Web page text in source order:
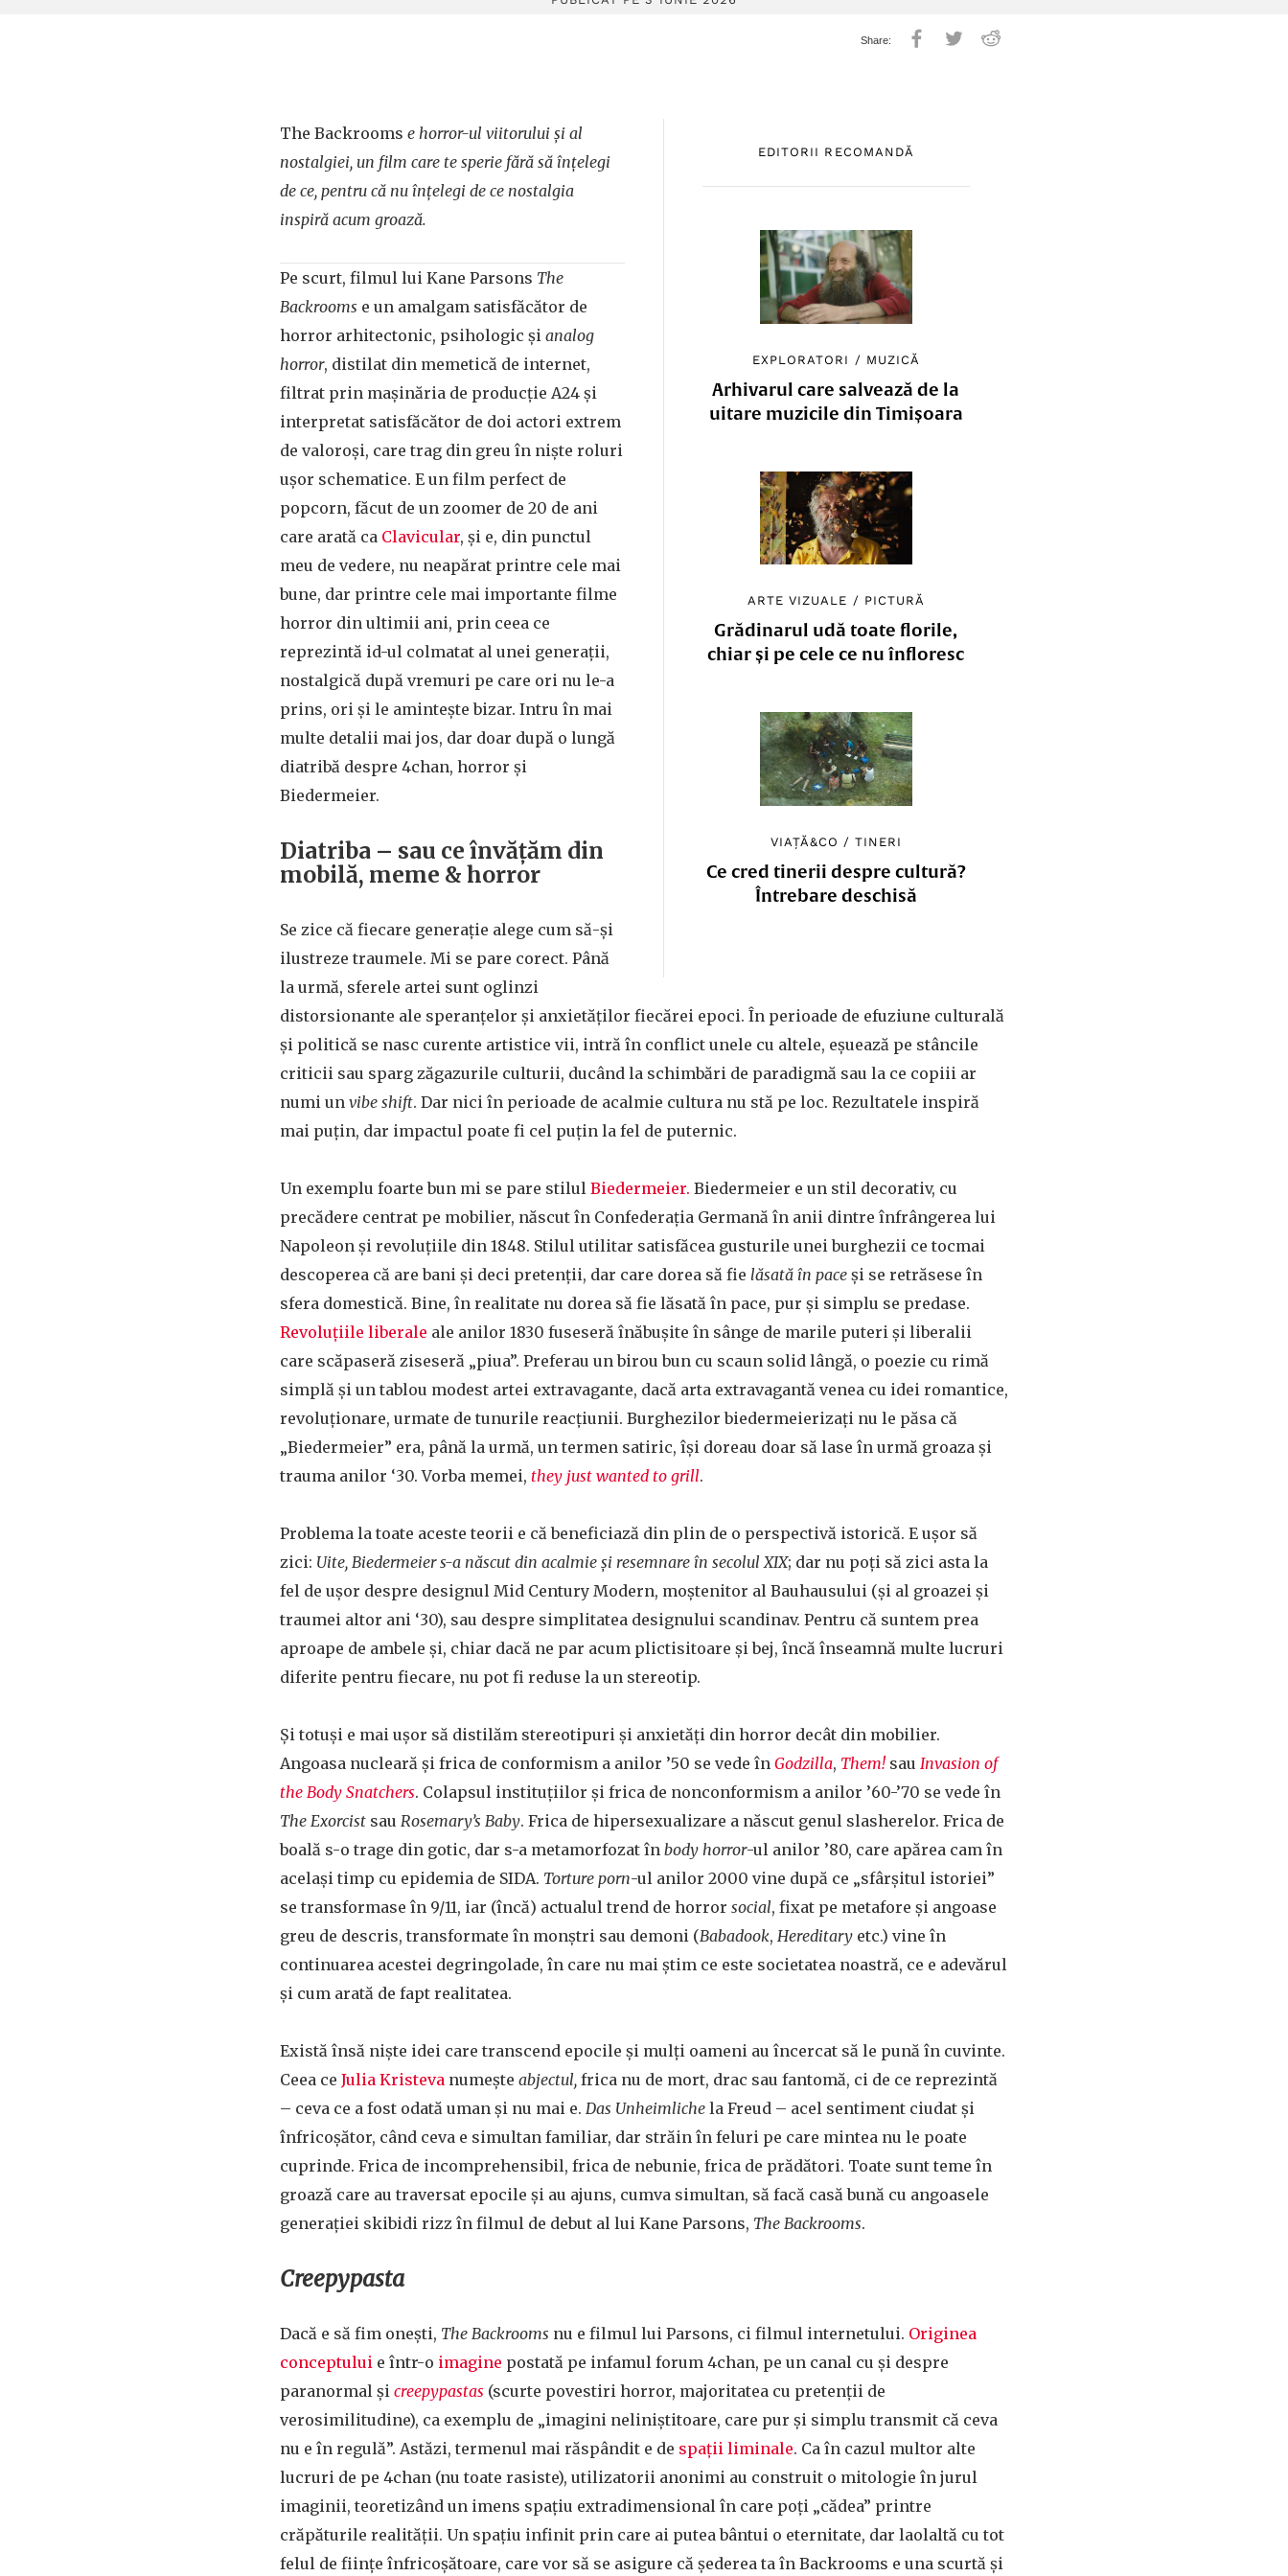
EDITORII RECOMANDĂ
EXPLORATORI / MUZICĂ
Arhivarul care salvează de la
uitare muzicile din Timișoara
ARTE VIZUALE / PICTURĂ
Grădinarul udă toate florile,
chiar și pe cele ce nu înfloresc
VIAȚĂ&CO /TINERI
Ce cred tinerii despre cultură?
Întrebare deschisă
The Backrooms e horror-ul viitorului și al
nostalgiei, un film care te sperie fără să înțelegi
de ce, pentru că nu înțelegi de ce nostalgia
inspiră acum groază.
Pe scurt, filmul lui Kane Parsons The
Backrooms e un amalgam satisfăcător de
horror arhitectonic, psihologic și analog
horror, distilat din memetică de internet,
filtrat prin mașinăria de producție A24 și
interpretat satisfăcător de doi actori extrem
de valoroși, care trag din greu în niște roluri
ușor schematice. E un film perfect de
popcorn, făcut de un zoomer de 20 de ani
care arată ca Clavicular, și e, din punctul
meu de vedere, nu neapărat printre cele mai
bune, dar printre cele mai importante filme
horror din ultimii ani, prin ceea ce
reprezintă id-ul colmatat al unei generații,
nostalgică după vremuri pe care ori nu le-a
prins, ori și le amintește bizar. Intru în mai
multe detalii mai jos, dar doar după o lungă
diatribă despre 4chan, horror și
Biedermeier.
Diatriba – sau ce învățăm din
mobilă, meme & horror
Se zice că fiecare generație alege cum să-și
ilustreze traumele. Mi se pare corect. Până
la urmă, sferele artei sunt oglinzi
distorsionante ale speranțelor și anxietăților fiecărei epoci. În perioade de efuziune culturală
și politică se nasc curente artistice vii, intră în conflict unele cu altele, eșuează pe stâncile
criticii sau sparg zăgazurile culturii, ducând la schimbări de paradigmă sau la ce copiii ar
numi un vibe shift. Dar nici în perioade de acalmie cultura nu stă pe loc. Rezultatele inspiră
mai puțin, dar impactul poate fi cel puțin la fel de puternic.
Un exemplu foarte bun mi se pare stilul Biedermeier. Biedermeier e un stil decorativ, cu
precădere centrat pe mobilier, născut în Confederația Germană în anii dintre înfrângerea lui
Napoleon și revoluțiile din 1848. Stilul utilitar satisfăcea gusturile unei burghezii ce tocmai
descoperea că are bani și deci pretenții, dar care dorea să fie lăsată în pace și se retrăsese în
sfera domestică. Bine, în realitate nu dorea să fie lăsată în pace, pur și simplu se predase.
Revoluțiile liberale ale anilor 1830 fuseseră înăbușite în sânge de marile puteri și liberalii
care scăpaseră ziseseră „piua”. Preferau un birou bun cu scaun solid lângă, o poezie cu rimă
simplă și un tablou modest artei extravagante, dacă arta extravagantă venea cu idei romantice,
revoluționare, urmate de tunurile reacțiunii. Burghezilor biedermeierizați nu le păsa că
„Biedermeier” era, până la urmă, un termen satiric, își doreau doar să lase în urmă groaza și
trauma anilor ‘30. Vorba memei, they just wanted to grill.
Problema la toate aceste teorii e că beneficiază din plin de o perspectivă istorică. E ușor să
zici: Uite, Biedermeier s-a născut din acalmie și resemnare în secolul XIX; dar nu poți să zici asta la
fel de ușor despre designul Mid Century Modern, moștenitor al Bauhausului (și al groazei și
traumei altor ani ‘30), sau despre simplitatea designului scandinav. Pentru că suntem prea
aproape de ambele și, chiar dacă ne par acum plictisitoare și bej, încă înseamnă multe lucruri
diferite pentru fiecare, nu pot fi reduse la un stereotip.
Și totuși e mai ușor să distilăm stereotipuri și anxietăți din horror decât din mobilier.
Angoasa nucleară și frica de conformism a anilor ’50 se vede în Godzilla, Them! sau Invasion of
the Body Snatchers. Colapsul instituțiilor și frica de nonconformism a anilor ’60-’70 se vede în
The Exorcist sau Rosemary’s Baby. Frica de hipersexualizare a născut genul slasherelor. Frica de
boală s-o trage din gotic, dar s-a metamorfozat în body horror-ul anilor ’80, care apărea cam în
același timp cu epidemia de SIDA. Torture porn-ul anilor 2000 vine după ce „sfârșitul istoriei”
se transformase în 9/11, iar (încă) actualul trend de horror social, fixat pe metafore și angoase
greu de descris, transformate în monștri sau demoni (Babadook, Hereditary etc.) vine în
continuarea acestei degringolade, în care nu mai știm ce este societatea noastră, ce e adevărul
și cum arată de fapt realitatea.
Există însă niște idei care transcend epocile și mulți oameni au încercat să le pună în cuvinte.
Ceea ce Julia Kristeva numește abjectul, frica nu de mort, drac sau fantomă, ci de ce reprezintă
– ceva ce a fost odată uman și nu mai e. Das Unheimliche la Freud – acel sentiment ciudat și
înfricoșător, când ceva e simultan familiar, dar străin în feluri pe care mintea nu le poate
cuprinde. Frica de incomprehensibil, frica de nebunie, frica de prădători. Toate sunt teme în
groază care au traversat epocile și au ajuns, cumva simultan, să facă casă bună cu angoasele
generației skibidi rizz în filmul de debut al lui Kane Parsons, The Backrooms.
Creepypasta
Dacă e să fim onești, The Backrooms nu e filmul lui Parsons, ci filmul internetului. Originea
conceptului e într-o imagine postată pe infamul forum 4chan, pe un canal cu și despre
paranormal și creepypastas (scurte povestiri horror, majoritatea cu pretenții de
verosimilitudine), ca exemplu de „imagini neliniștitoare, care pur și simplu transmit că ceva
nu e în regulă”. Astăzi, termenul mai răspândit e de spații liminale. Ca în cazul multor alte
lucruri de pe 4chan (nu toate rasiste), utilizatorii anonimi au construit o mitologie în jurul
imaginii, teoretizând un imens spațiu extradimensional în care poți „cădea” printre
crăpăturile realității. Un spațiu infinit prin care ai putea bântui o eternitate, dar laolaltă cu tot
felul de ființe înfricoșătoare, care vor să se asigure că șederea ta în Backrooms e una scurtă și